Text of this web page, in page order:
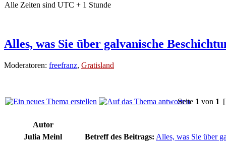
Alle Zeiten sind UTC + 1 Stunde
Alles, was Sie über galvanische
Moderatoren: freefranz, Gratisland
Seite 1 von 1
Autor
Julia Meinl
Betreff des Beitrags: Alles, was Sie über